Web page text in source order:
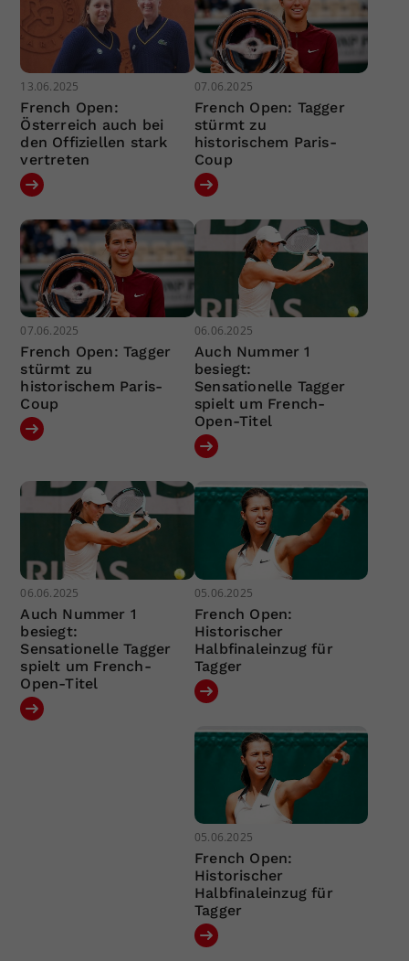
13.06.2025
French Open:
Österreich auch bei
den Offiziellen stark
vertreten
07.06.2025
French Open: Tagger
stürmt zu
historischem Paris-
Coup
07.06.2025
French Open: Tagger
stürmt zu
historischem Paris-
Coup
06.06.2025
Auch Nummer 1
besiegt:
Sensationelle Tagger
spielt um French-
Open-Titel
06.06.2025
Auch Nummer 1
besiegt:
Sensationelle Tagger
spielt um French-
Open-Titel
05.06.2025
French Open:
Historischer
Halbfinaleinzug für
Tagger
05.06.2025
French Open:
Historischer
Halbfinaleinzug für
Tagger